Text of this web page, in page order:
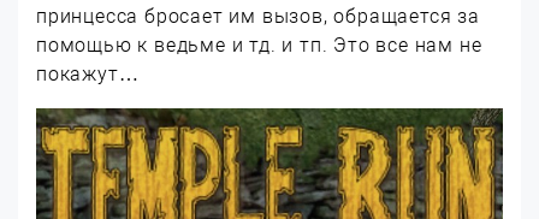
принцесса бросает им вызов, обращается за
помощью к ведьме и тд. и тп. Это все нам не
покажут…